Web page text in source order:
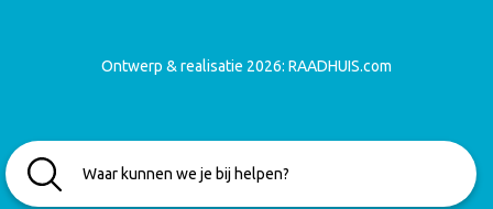
Ontwerp & realisatie 2026: RAADHUIS.com